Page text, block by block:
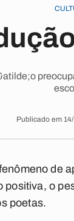
Publicado em
de
o
poetas.